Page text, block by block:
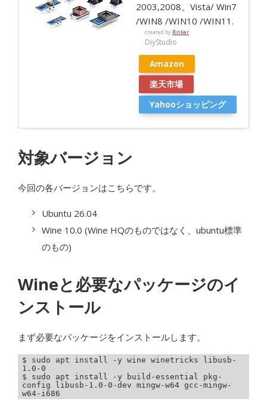
2003,2008、Vista/ Win7
/WIN8 /WIN10 /WIN11.
created by Rinker
DiyStudio
Amazon
楽天市場
Yahooショッピング
対象バージョン
今回の各バージョンはこちらです。
Ubuntu 26.04
Wine 10.0 (Wine HQのものではなく、ubuntu標準
のもの)
Wineと必要なパッケージのイ
ンストール
まず必要なパッケージをインストールします。
$ sudo apt install -y wine winetricks libusb-
1.0-0
$ sudo apt install -y build-essential pkg-
config libusb-1.0-0-dev mingw-w64 gcc-mingw-